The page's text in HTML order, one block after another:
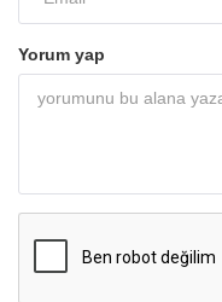
Yorum yap